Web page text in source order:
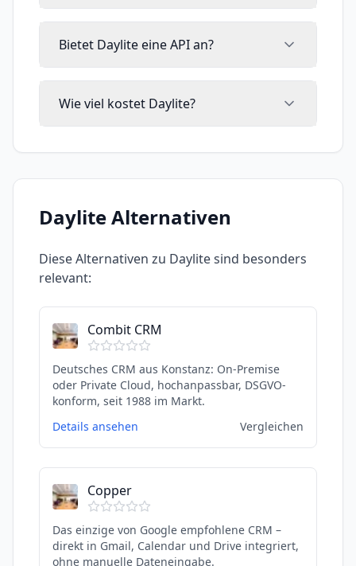
Bietet Daylite eine API an?
Wie viel kostet Daylite?
DayliteAlternativen
Diese Alternativen zu Daylitesind besonders
relevant:
Combit CRM
Deutsches CRM aus Konstanz: On-Premise
oder Private Cloud, hochanpassbar, DSGVO-
konform, seit 1988 im Markt.
Details ansehen
Vergleichen
Copper
Das einzige von Google empfohlene CRM –
direkt in Gmail, Calendar und Drive integriert,
ohne manuelle Dateneingabe.